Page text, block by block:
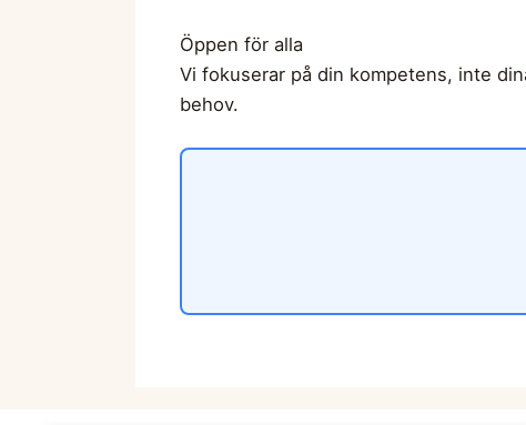
Öppen för alla
Vi fokuserar på din kompetens, inte
behov.